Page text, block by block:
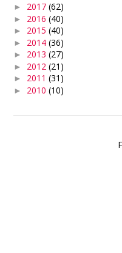
► 2017(62)
► 2016(40)
► 2015(40)
► 2014(36)
► 2013(27)
► 2012(21)
► 2011(31)
► 2010(10)